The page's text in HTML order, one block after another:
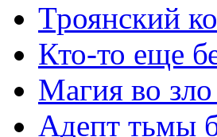
Троянский
Кто-то еще
Магия во зло
Адепт тьмы